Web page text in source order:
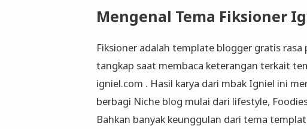
Mengenal Tema Fiksioner
Fiksioner adalah template blogger gratis
tangkap saat membaca keterangan terkait
igniel.com . Hasil karya dari mbak Igniel ini
berbagi Niche blog mulai dari lifestyle,
Bahkan banyak keunggulan dari tema